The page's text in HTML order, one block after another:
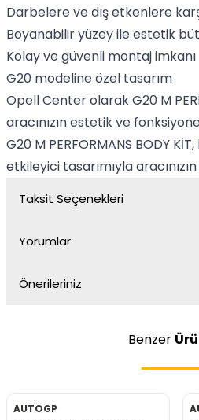
Darbelere ve dış etkenlere
Boyanabilir yüzey ile estetik
Kolay ve güvenli montaj imkanı
G20 modeline özel tasarım
Opell Center olarak G20 M
aracınızın estetik ve
G20 M PERFORMANS BODY
etkileyici tasarımıyla
Taksit Seçenekleri
Yorumlar
Önerileriniz
Benzer
AUTOGP